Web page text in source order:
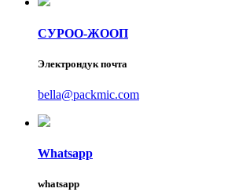
СУРОО-ЖООП
Электрондук почта
bella@packmic.com
Whatsapp
whatsapp